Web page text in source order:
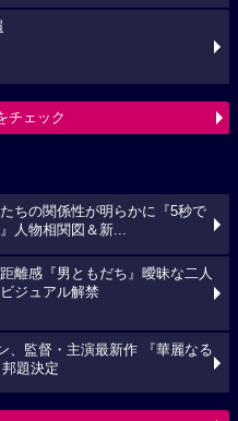
チェック
ちの関係性が明らかに『5秒で
人物相関図＆新...
離感『男ともだち』曖昧な二人
ジュアル解禁
、監督・主演最新作 『華麗なる
題決定